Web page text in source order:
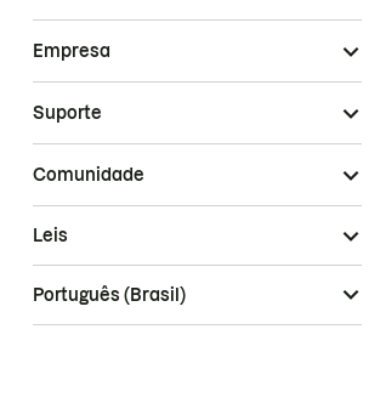
Empresa
Suporte
Comunidade
Leis
Português (Brasil)